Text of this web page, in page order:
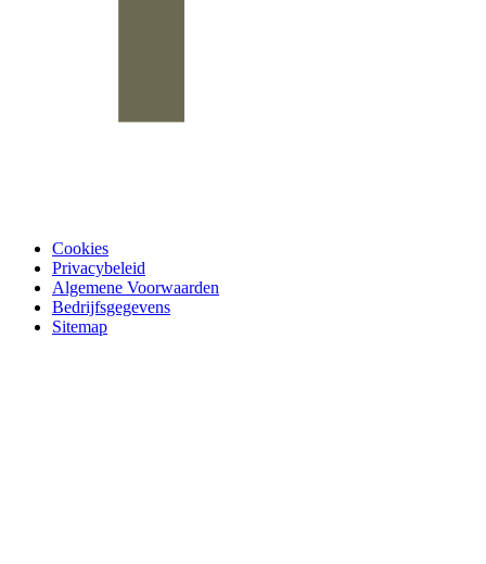
Cookies
Privacybeleid
Algemene Voorwaarden
Bedrijfsgegevens
Sitemap